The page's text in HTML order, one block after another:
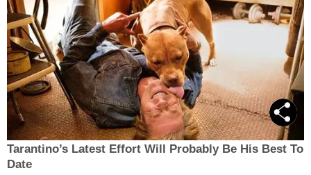
Tarantino’s Latest Effort Will Probably Be His Best To
Date